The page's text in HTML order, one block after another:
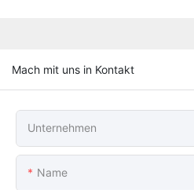
Mach mit uns in Kontakt
Unternehmen
Name